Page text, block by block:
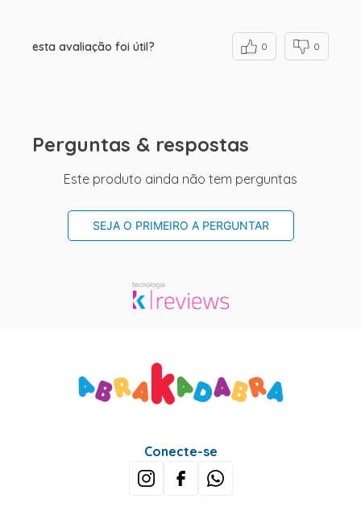
esta avaliação foi útil? 0 0
Perguntas & respostas
Este produto ainda não tem perguntas
SEJA O PRIMEIRO A PERGUNTAR
Conecte-se